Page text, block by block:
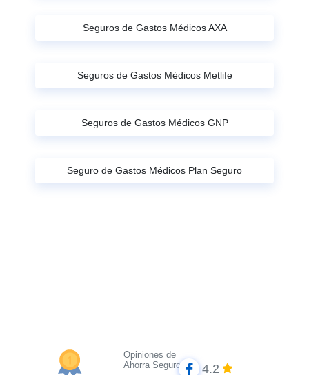
Seguros de Gastos Médicos AXA
Seguros de Gastos Médicos Metlife
Seguros de Gastos Médicos GNP
Seguro de Gastos Médicos Plan Seguro
Opiniones de
Ahorra Seguros
4.2